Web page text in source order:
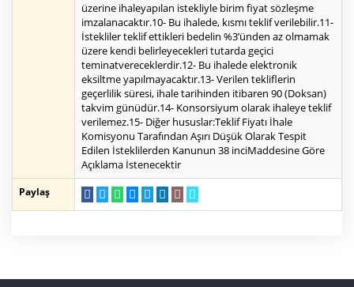
üzerine ihaleyapılan istekliyle birim fiyat sözleşme
imzalanacaktır.10- Bu ihalede, kısmı teklif verilebilir.11-
İstekliler teklif ettikleri bedelin %3’ünden az olmamak
üzere kendi belirleyecekleri tutarda geçici
teminatvereceklerdir.12- Bu ihalede elektronik
eksiltme yapılmayacaktır.13- Verilen tekliflerin
geçerlilik süresi, ihale tarihinden itibaren 90 (Doksan)
takvim günüdür.14- Konsorsiyum olarak ihaleye teklif
verilemez.15- Diğer hususlar:Teklif Fiyatı İhale
Komisyonu Tarafından Aşırı Düşük Olarak Tespit
Edilen İsteklilerden Kanunun 38 inciMaddesine Göre
Açıklama İstenecektir
Paylaş